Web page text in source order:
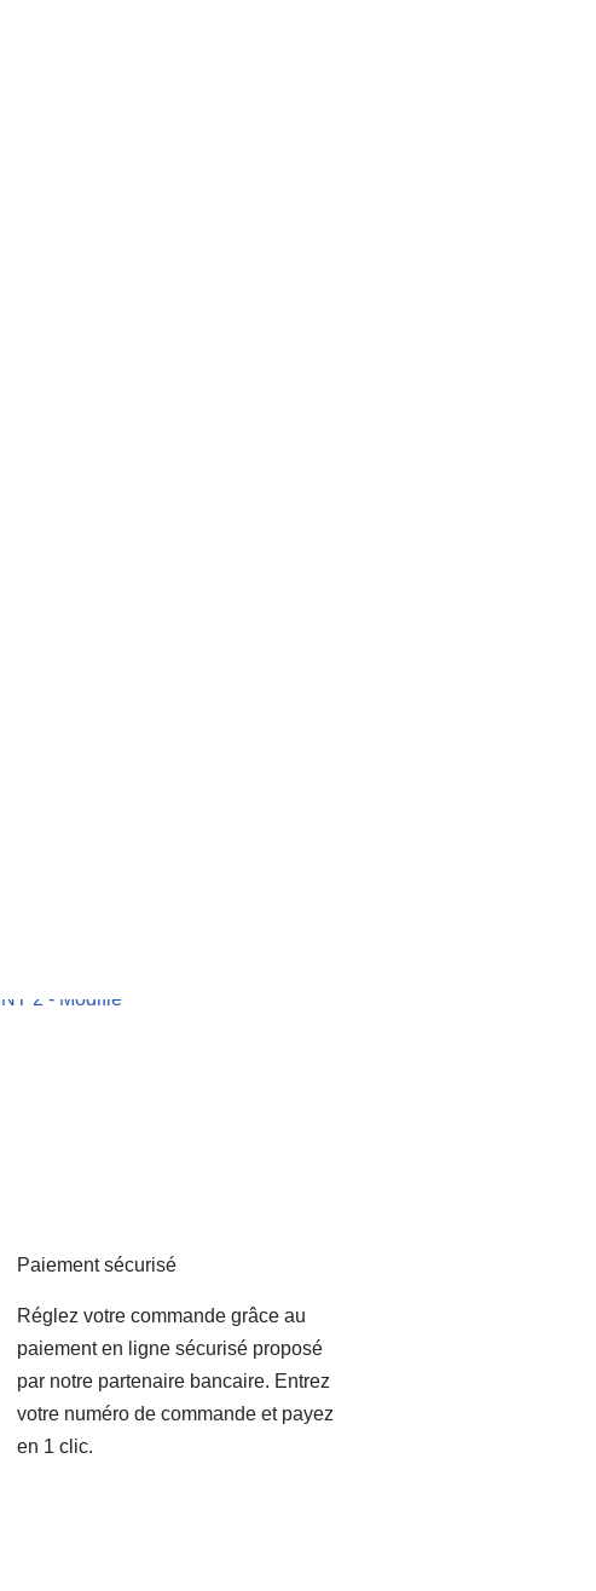
Paiement sécurisé
Réglez votre commande grâce au
paiement en ligne sécurisé proposé
par notre partenaire bancaire. Entrez
votre numéro de commande et payez
en 1 clic.